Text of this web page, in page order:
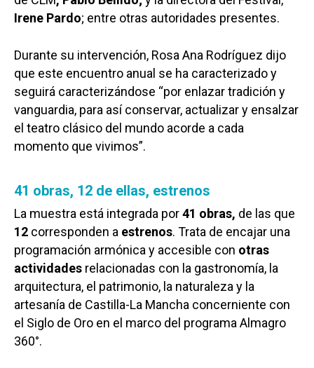
Irene Pardo; entre otras autoridades presentes.
Durante su intervención, Rosa Ana Rodríguez dijo
que este encuentro anual se ha caracterizado y
seguirá caracterizándose “por enlazar tradición y
vanguardia, para así conservar, actualizar y ensalzar
el teatro clásico del mundo acorde a cada
momento que vivimos”.
41 obras, 12 de ellas, estrenos
La muestra está integrada por41 obras, de las que
12 corresponden a estrenos. Trata de encajar una
programación armónica y accesible con otras
actividades relacionadas con la gastronomía, la
arquitectura, el patrimonio, la naturaleza y la
artesanía de Castilla-La Mancha concerniente con
el Siglo de Oro en el marco del programa Almagro
360°.